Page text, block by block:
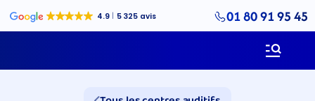
01 80 91 95 45